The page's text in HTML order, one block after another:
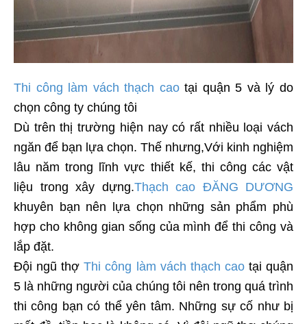
Thi công làm vách thạch caotại quận 5 và lý do
chọn công ty chúng tôi
Dù trên thị trường hiện nay có rất nhiều loại vách
ngăn để bạn lựa chọn. Thế nhưng,Với kinh nghiệm
lâu năm trong lĩnh vực thiết kế, thi công các vật
liệu trong xây dựng.Thạch cao ĐĂNG DƯƠNG
khuyên bạn nên lựa chọn những sản phẩm phù
hợp cho không gian sống của mình để thi công và
lắp đặt.
Đội ngũ thợThi công làm vách thạch caotại quận
5 là những người của chúng tôi nên trong quá trình
thi công bạn có thể yên tâm. Những sự cố như bị